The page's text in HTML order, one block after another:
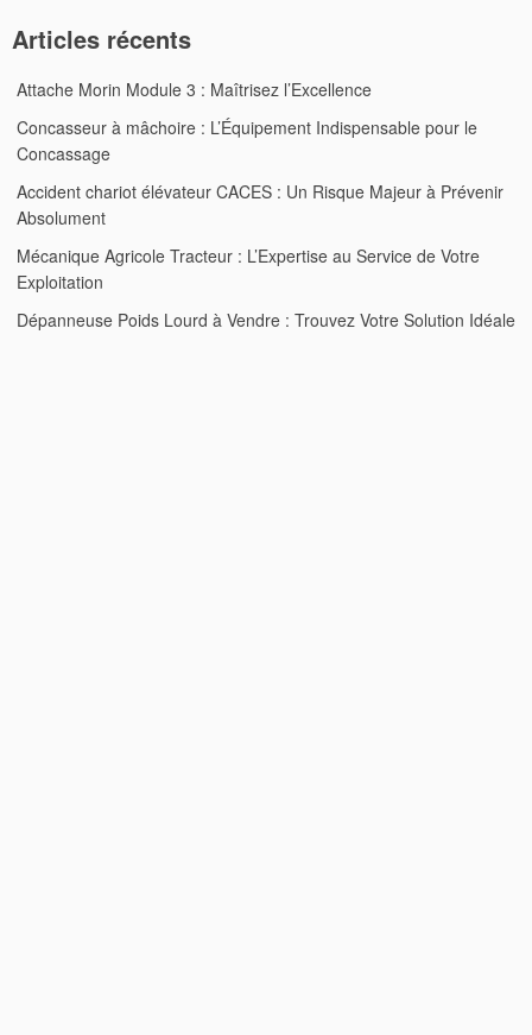
Articles récents
Attache Morin Module 3 : Maîtrisez l’Excellence
Concasseur à mâchoire : L’Équipement Indispensable pour le
Concassage
Accident chariot élévateur CACES : Un Risque Majeur à Prévenir
Absolument
Mécanique Agricole Tracteur : L’Expertise au Service de Votre
Exploitation
Dépanneuse Poids Lourd à Vendre : Trouvez Votre Solution Idéale